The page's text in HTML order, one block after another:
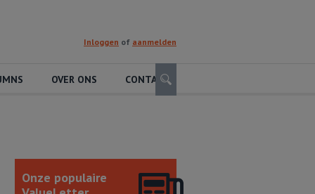
Inloggen of aanmelden
OVER ONS CONTACT
Zoeken
Onze populaire